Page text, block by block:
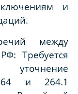
и
между
Требуется
и 264.1